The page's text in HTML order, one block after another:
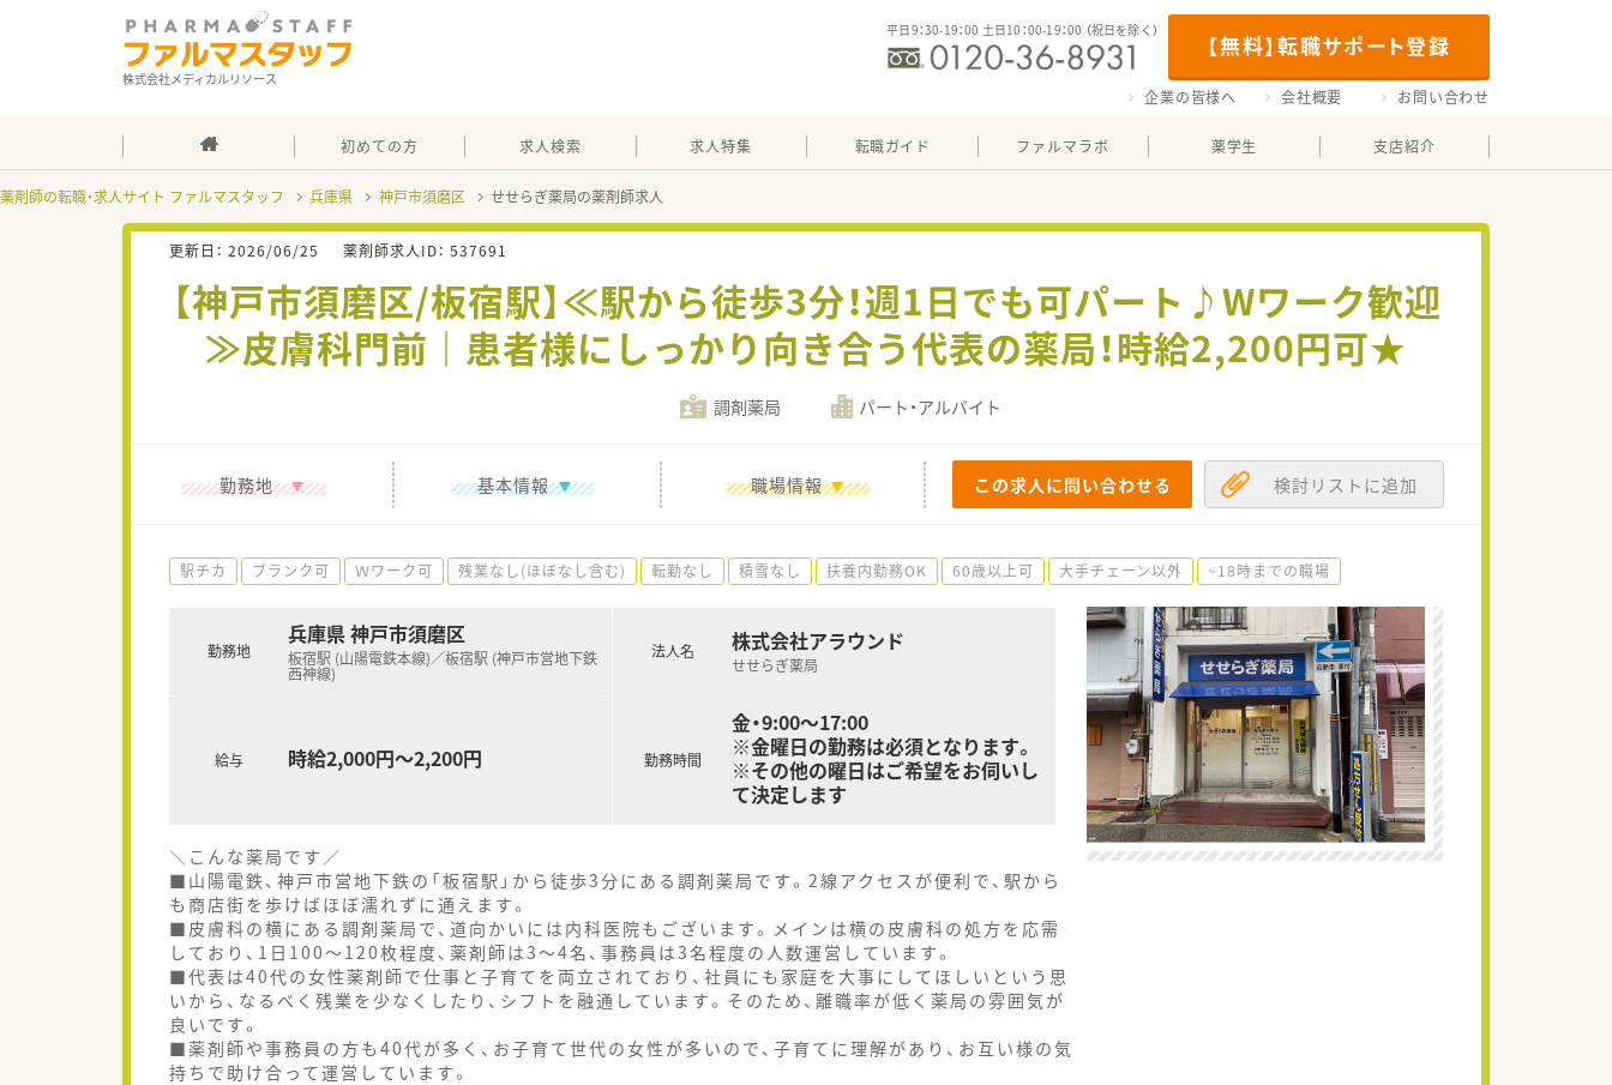
株式会社メディカルリソース
【無料】転職サポート登録
平日9：30-19：00 土日10：00-19：00 （祝日を除く）
企業の皆様へ 会社概要 お問い合わせ
初めての方 求人検索 求人特集 転職ガイド ファルマラボ 薬学生 支店紹介
薬剤師の転職・求人サイト ファルマスタッフ 兵庫県 神戸市須磨区 せせらぎ薬局の薬剤師求人
更新日： 2026/06/25 薬剤師求人ID： 537691
【神戸市須磨区/板宿駅】≪駅から徒歩3分！週1日でも可パート♪Wワーク歓迎
≫皮膚科門前｜患者様にしっかり向き合う代表の薬局！時給2,200円可★
調剤薬局 パート・アルバイト
勤務地 基本情報 職場情報 この求人に問い合わせる 検討リストに追加
駅チカ ブランク可 Ｗワーク可 残業なし(ほぼなし含む) 転勤なし 積雪なし 扶養内勤務OK 60歳以上可 大手チェーン以外 ~18時までの職場
勤務地
兵庫県 神戸市須磨区
板宿駅 (山陽電鉄本線)／板宿駅 (神戸市営地下鉄
西神線)
給与 時給2,000円～2,200円
法人名 株式会社アラウンド
せせらぎ薬局
勤務時間
金・9:00～17:00
※金曜日の勤務は必須となります。
※その他の曜日はご希望をお伺いし
て決定します
＼こんな薬局です／
■山陽電鉄、神戸市営地下鉄の「板宿駅」から徒歩3分にある調剤薬局です。2線アクセスが便利で、駅から
も商店街を歩けばほぼ濡れずに通えます。
■皮膚科の横にある調剤薬局で、道向かいには内科医院もございます。メインは横の皮膚科の処方を応需
しており、1日100～120枚程度、薬剤師は3～4名、事務員は3名程度の人数運営しています。
■代表は40代の女性薬剤師で仕事と子育てを両立されており、社員にも家庭を大事にしてほしいという思
いから、なるべく残業を少なくしたり、シフトを融通しています。そのため、離職率が低く薬局の雰囲気が
良いです。
■薬剤師や事務員の方も40代が多く、お子育て世代の女性が多いので、子育てに理解があり、お互い様の気
持ちで助け合って運営しています。